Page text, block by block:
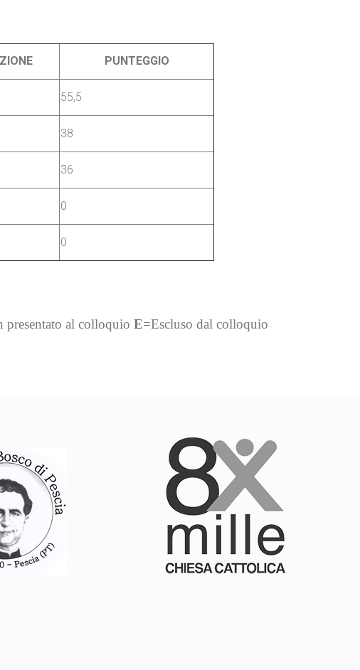
PUNTEGGIO
55,5
38
36
0
0
presentato al colloquio E=Escluso dal colloquio